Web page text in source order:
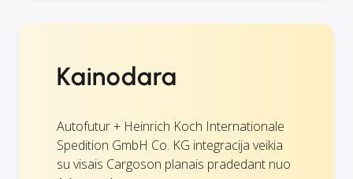
Kainodara
Autofutur + Heinrich Koch Internationale
Spedition GmbH Co. KG integracija veikia
su visais Cargoson planais pradedant nuo